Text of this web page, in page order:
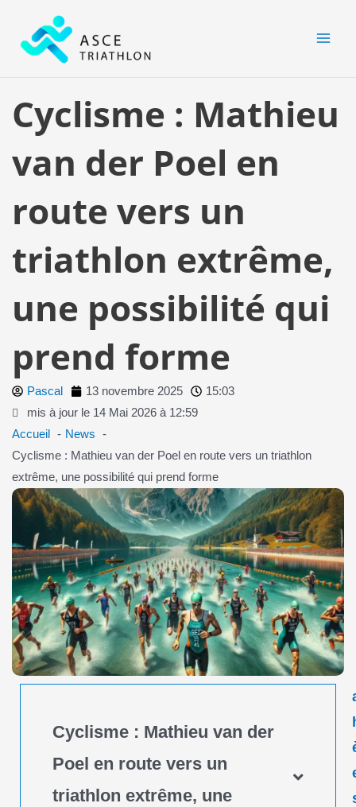
contenu
Cyclisme : Mathieu
van der Poel en
route vers un
triathlon extrême,
une possibilité qui
prend forme
Pascal 13 novembre 2025
15:03
mis à jour le 14 Mai 2026 à 12:59
Accueil
News
Cyclisme : Mathieu van der Poel en route vers un triathlon
extrême, une possibilité qui prend forme
Cyclisme : Mathieu van der
Poel en route vers un
triathlon extrême, une